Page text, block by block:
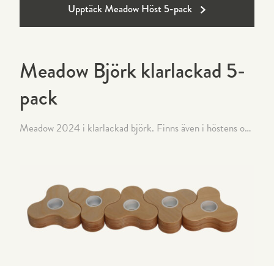
Upptäck Meadow Höst 5-pack
Meadow Björk klarlackad 5-
pack
Meadow 2024 i klarlackad björk. Finns även i höstens och vårens kulörer.